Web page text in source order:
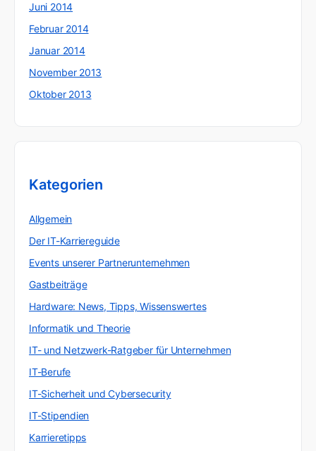
Juni 2014
Februar 2014
Januar 2014
November 2013
Oktober 2013
Kategorien
Allgemein
Der IT-Karriereguide
Events unserer Partnerunternehmen
Gastbeiträge
Hardware: News, Tipps, Wissenswertes
Informatik und Theorie
IT- und Netzwerk-Ratgeber für Unternehmen
IT-Berufe
IT-Sicherheit und Cybersecurity
IT-Stipendien
Karrieretipps